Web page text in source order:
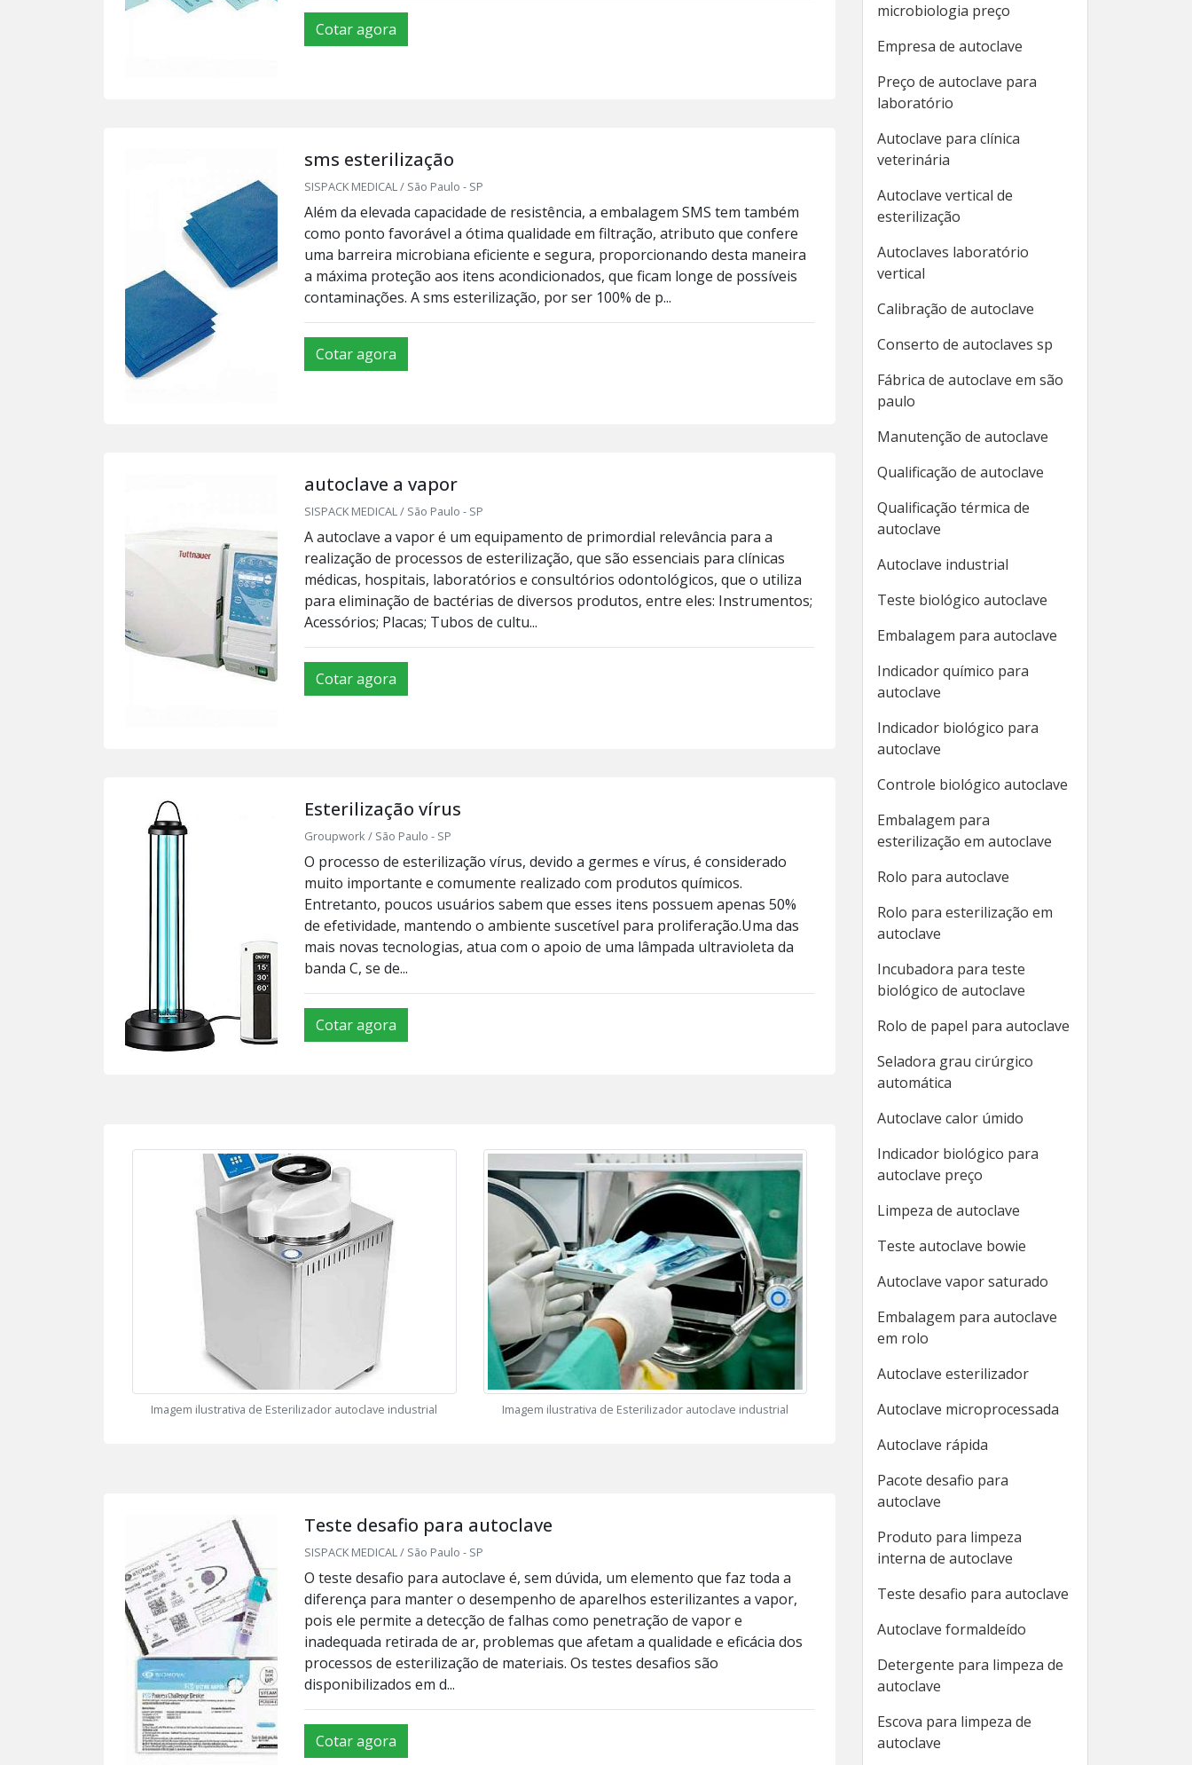
Cotar agora
sms esterilização
SISPACK MEDICAL / São Paulo - SP
Além da elevada capacidade de resistência, a embalagem SMS tem também
como ponto favorável a ótima qualidade em filtração, atributo que confere
uma barreira microbiana eficiente e segura, proporcionando desta maneira
a máxima proteção aos itens acondicionados, que ficam longe de possíveis
contaminações. A sms esterilização, por ser 100% de p...
Cotar agora
autoclave a vapor
SISPACK MEDICAL / São Paulo - SP
A autoclave a vapor é um equipamento de primordial relevância para a
realização de processos de esterilização, que são essenciais para clínicas
médicas, hospitais, laboratórios e consultórios odontológicos, que o utiliza
para eliminação de bactérias de diversos produtos, entre eles: Instrumentos;
Acessórios; Placas; Tubos de cultu...
Cotar agora
Esterilização vírus
Groupwork / São Paulo - SP
O processo de esterilização vírus, devido a germes e vírus, é considerado
muito importante e comumente realizado com produtos químicos.
Entretanto, poucos usuários sabem que esses itens possuem apenas 50%
de efetividade, mantendo o ambiente suscetível para proliferação.Uma das
mais novas tecnologias, atua com o apoio de uma lâmpada ultravioleta da
banda C, se de...
Cotar agora
Imagem ilustrativa de Esterilizador autoclave industrial Imagem ilustrativa de Esterilizador autoclave industrial
Teste desafio para autoclave
SISPACK MEDICAL / São Paulo - SP
O teste desafio para autoclave é, sem dúvida, um elemento que faz toda a
diferença para manter o desempenho de aparelhos esterilizantes a vapor,
pois ele permite a detecção de falhas como penetração de vapor e
inadequada retirada de ar, problemas que afetam a qualidade e eficácia dos
processos de esterilização de materiais. Os testes desafios são
disponibilizados em d...
Cotar agora
microbiologia preço
Empresa de autoclave
Preço de autoclave para
laboratório
Autoclave para clínica
veterinária
Autoclave vertical de
esterilização
Autoclaves laboratório
vertical
Calibração de autoclave
Conserto de autoclaves sp
Fábrica de autoclave em são
paulo
Manutenção de autoclave
Qualificação de autoclave
Qualificação térmica de
autoclave
Autoclave industrial
Teste biológico autoclave
Embalagem para autoclave
Indicador químico para
autoclave
Indicador biológico para
autoclave
Controle biológico autoclave
Embalagem para
esterilização em autoclave
Rolo para autoclave
Rolo para esterilização em
autoclave
Incubadora para teste
biológico de autoclave
Rolo de papel para autoclave
Seladora grau cirúrgico
automática
Autoclave calor úmido
Indicador biológico para
autoclave preço
Limpeza de autoclave
Teste autoclave bowie
Autoclave vapor saturado
Embalagem para autoclave
em rolo
Autoclave esterilizador
Autoclave microprocessada
Autoclave rápida
Pacote desafio para
autoclave
Produto para limpeza
interna de autoclave
Teste desafio para autoclave
Autoclave formaldeído
Detergente para limpeza de
autoclave
Escova para limpeza de
autoclave